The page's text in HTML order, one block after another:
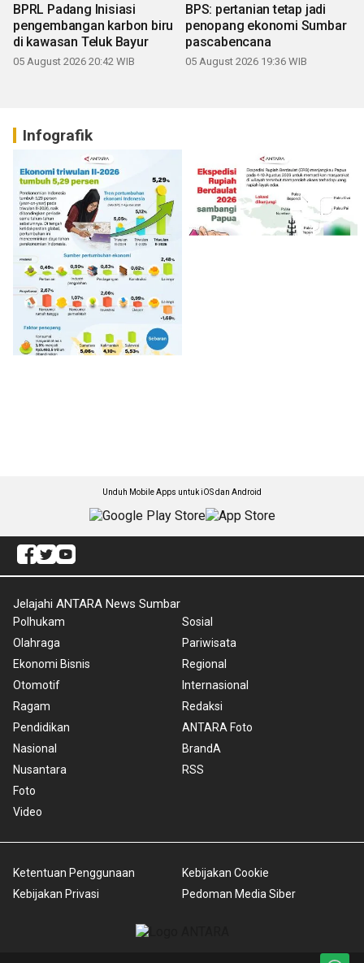
BPRL Padang Inisiasi
pengembangan karbon biru
di kawasan Teluk Bayur
05 August 2026 20:42 WIB
BPS: pertanian tetap jadi
penopang ekonomi Sumbar
pascabencana
05 August 2026 19:36 WIB
Infografik
Unduh Mobile Apps untuk iOS dan Android
Jelajahi ANTARA News Sumbar
Polhukam
Olahraga
Ekonomi Bisnis
Otomotif
Ragam
Pendidikan
Nasional
Nusantara
Foto
Video
Sosial
Pariwisata
Regional
Internasional
Redaksi
ANTARA Foto
BrandA
RSS
Ketentuan Penggunaan
Kebijakan Privasi
Kebijakan Cookie
Pedoman Media Siber